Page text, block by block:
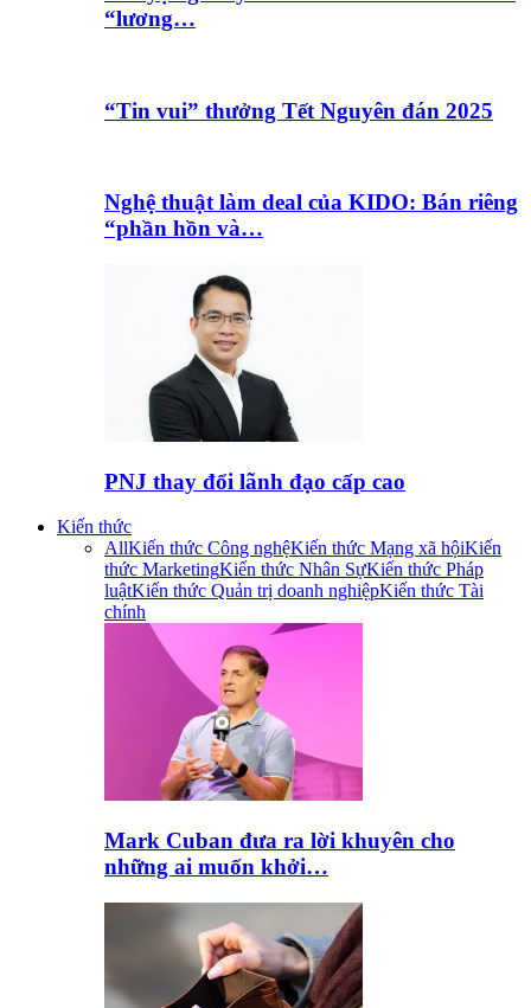
“lương…
“Tin vui” thưởng Tết Nguyên đán 2025
Nghệ thuật làm deal của KIDO: Bán riêng
“phần hồn và…
PNJ thay đổi lãnh đạo cấp cao
Kiến thức
AllKiến thức Công nghệKiến thức Mạng xã hộiKiến
thức MarketingKiến thức Nhân SựKiến thức Pháp
luậtKiến thức Quản trị doanh nghiệpKiến thức Tài
chính
Mark Cuban đưa ra lời khuyên cho
những ai muốn khởi…